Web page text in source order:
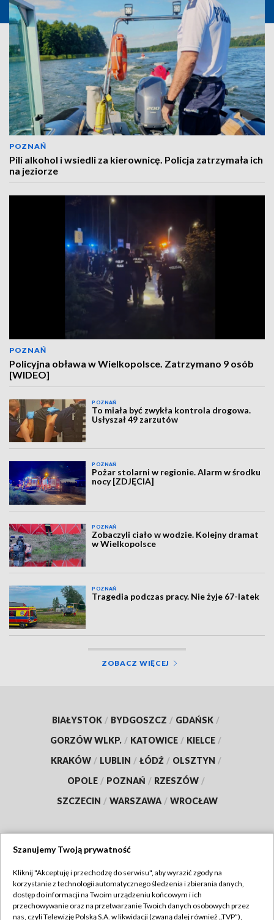
POZNAŃ
Pili alkohol i wsiedli za kierownicę. Policja zatrzymała ich
na jeziorze
POZNAŃ
Policyjna obława w Wielkopolsce. Zatrzymano 9 osób
[WIDEO]
POZNAŃ
To miała być zwykła kontrola drogowa.
Usłyszał 49 zarzutów
POZNAŃ
Pożar stolarni w regionie. Alarm w środku
nocy [ZDJĘCIA]
POZNAŃ
Zobaczyli ciało w wodzie. Kolejny dramat
w Wielkopolsce
POZNAŃ
Tragedia podczas pracy. Nie żyje 67-latek
ZOBACZ WIĘCEJ
BIAŁYSTOK / BYDGOSZCZ / GDAŃSK /
GORZÓW WLKP. / KATOWICE / KIELCE /
KRAKÓW / LUBLIN / ŁÓDŹ / OLSZTYN /
OPOLE / POZNAŃ / RZESZÓW /
SZCZECIN / WARSZAWA / WROCŁAW
TVP
Abonament TVP
Regulamin TVP
Szanujemy Twoją prywatność
Kliknij "Akceptuję i przechodzę do serwisu", aby wyrazić zgody na
korzystanie z technologii automatycznego śledzenia i zbierania danych,
dostęp do informacji na Twoim urządzeniu końcowym i ich
przechowywanie oraz na przetwarzanie Twoich danych osobowych przez
nas, czyli Telewizję Polską S.A. w likwidacji (zwaną dalej również „TVP”),